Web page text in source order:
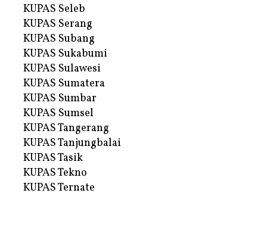
KUPAS Seleb
KUPAS Serang
KUPAS Subang
KUPAS Sukabumi
KUPAS Sulawesi
KUPAS Sumatera
KUPAS Sumbar
KUPAS Sumsel
KUPAS Tangerang
KUPAS Tanjungbalai
KUPAS Tasik
KUPAS Tekno
KUPAS Ternate